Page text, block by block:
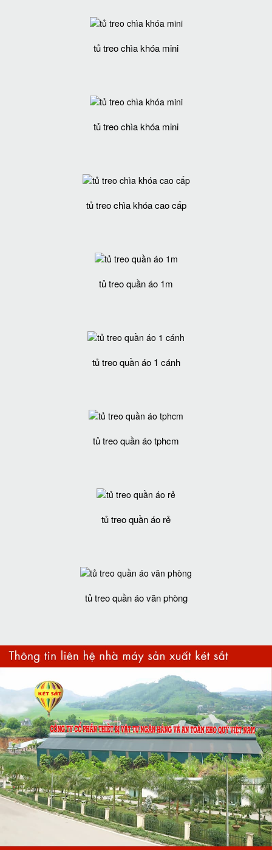
tủ treo chìa khóa mini
tủ treo chìa khóa mini
tủ treo chìa khóa cao cấp
tủ treo quần áo 1m
tủ treo quần áo 1 cánh
tủ treo quần áo tphcm
tủ treo quần áo rẻ
tủ treo quần áo văn phòng